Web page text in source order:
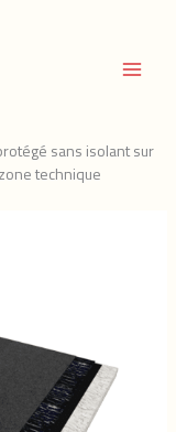
sans isolant sur
technique